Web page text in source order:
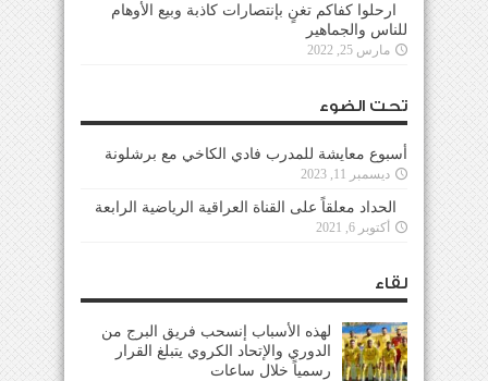
ارحلوا كفاكم تغنٍ بإنتصارات كاذبة وبيع الأوهام
للناس والجماهير
مارس 25, 2022
تحت الضوء
أسبوع معايشة للمدرب فادي الكاخي مع برشلونة
ديسمبر 11, 2023
الحداد معلقاً على القناة العراقية الرياضية الرابعة
أكتوبر 6, 2021
لقاء
لهذه الأسباب إنسحب فريق البرج من
الدوري والإتحاد الكروي يتبلغ القرار
رسمياً خلال ساعات